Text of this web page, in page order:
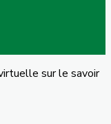
sur le savoir